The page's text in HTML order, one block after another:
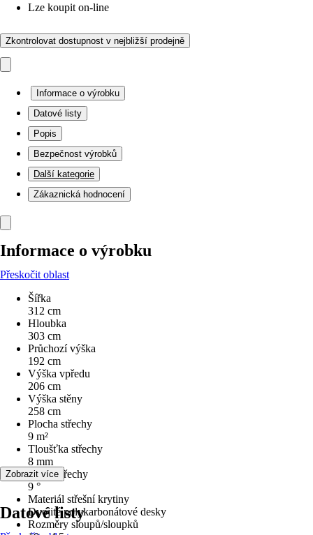
Lze koupit on-line
Zkontrolovat dostupnost v nejbližší prodejně
Informace o výrobku
Datové listy
Popis
Bezpečnost výrobků
Další kategorie
Zákaznická hodnocení
Informace o výrobku
Přeskočit oblast
Šířka
312 cm
Hloubka
303 cm
Průchozí výška
192 cm
Výška vpředu
206 cm
Výška stěny
258 cm
Plocha střechy
9 m²
Tloušťka střechy
8 mm
Sklon střechy
9 °
Materiál střešní krytiny
Dvojité polykarbonátové desky
Rozměry sloupů/sloupků
Zobrazit více
Datové listy